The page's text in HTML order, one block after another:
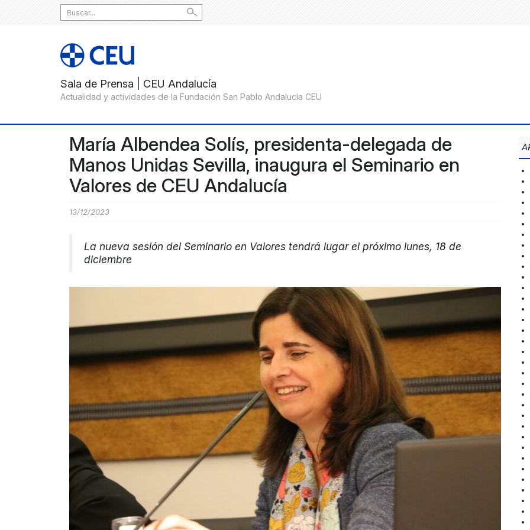
Search
for:
María Albendea Solís, presidenta-delegada de
Manos Unidas Sevilla, inaugura el Seminario en
Valores de CEU Andalucía
13/12/2023
La nueva sesión del Seminario en Valores tendrá lugar el próximo lunes, 18 de
diciembre